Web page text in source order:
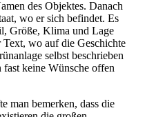
des Objektes. Danach
wo er sich befindet. Es
Größe, Klima und Lage
wo auf die Geschichte
selbst beschrieben
keine Wünsche offen
man bemerken, dass die